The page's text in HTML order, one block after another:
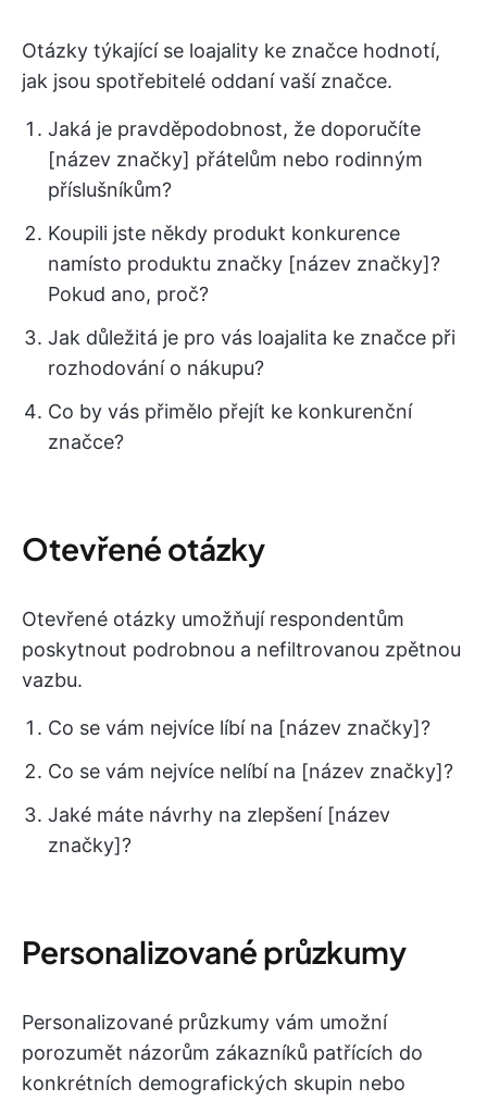
Otázky týkající se loajality ke značce hodnotí,
jak jsou spotřebitelé oddaní vaší značce.
Jaká je pravděpodobnost, že doporučíte
[název značky] přátelům nebo rodinným
příslušníkům?
Koupili jste někdy produkt konkurence
namísto produktu značky [název značky]?
Pokud ano, proč?
Jak důležitá je pro vás loajalita ke značce při
rozhodování o nákupu?
Co by vás přimělo přejít ke konkurenční
značce?
Otevřené otázky
Otevřené otázky umožňují respondentům
poskytnout podrobnou a nefiltrovanou zpětnou
vazbu.
Co se vám nejvíce líbí na [název značky]?
Co se vám nejvíce nelíbí na [název značky]?
Jaké máte návrhy na zlepšení [název
značky]?
Personalizované průzkumy
Personalizované průzkumy vám umožní
porozumět názorům zákazníků patřících do
konkrétních demografických skupin nebo